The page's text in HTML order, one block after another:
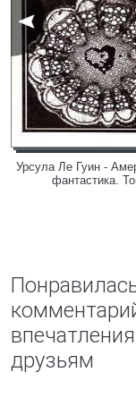
Урсула Ле Гуин -
фантастика.
друзьям